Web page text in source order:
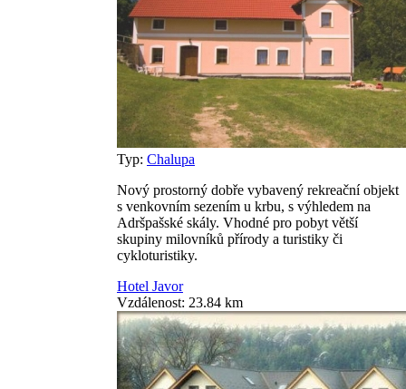
Typ: Chalupa
Nový prostorný dobře vybavený rekreační objekt
s venkovním sezením u krbu, s výhledem na
Adršpašské skály. Vhodné pro pobyt větší
skupiny milovníků přírody a turistiky či
cykloturistiky.
Hotel Javor
Vzdálenost: 23.84 km